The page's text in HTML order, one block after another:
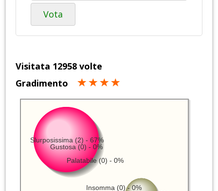
Vota
Visitata 12958 volte
Gradimento
Slurposissima (2) - 67%
Insomma (0) - 0%
Palatabile (0) - 0%
Gustosa (0) - 0%